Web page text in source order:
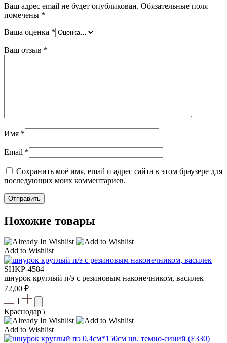
Ваш адрес email не будет опубликован. Обязательные поля
помечены *
Ваша оценка *
Ваш отзыв *
Имя *
Email *
Сохранить моё имя, email и адрес сайта в этом браузере для
последующих моих комментариев.
Похожие товары
Add to Wishlist
SHKP-4584
шнурок круглый п/э с резиновым наконечником, василек
72,00 ₽
1
Краснодар5
Add to Wishlist